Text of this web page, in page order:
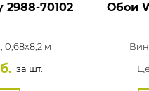
2988-70102
0,68x8,2 м
за шт.
Обои